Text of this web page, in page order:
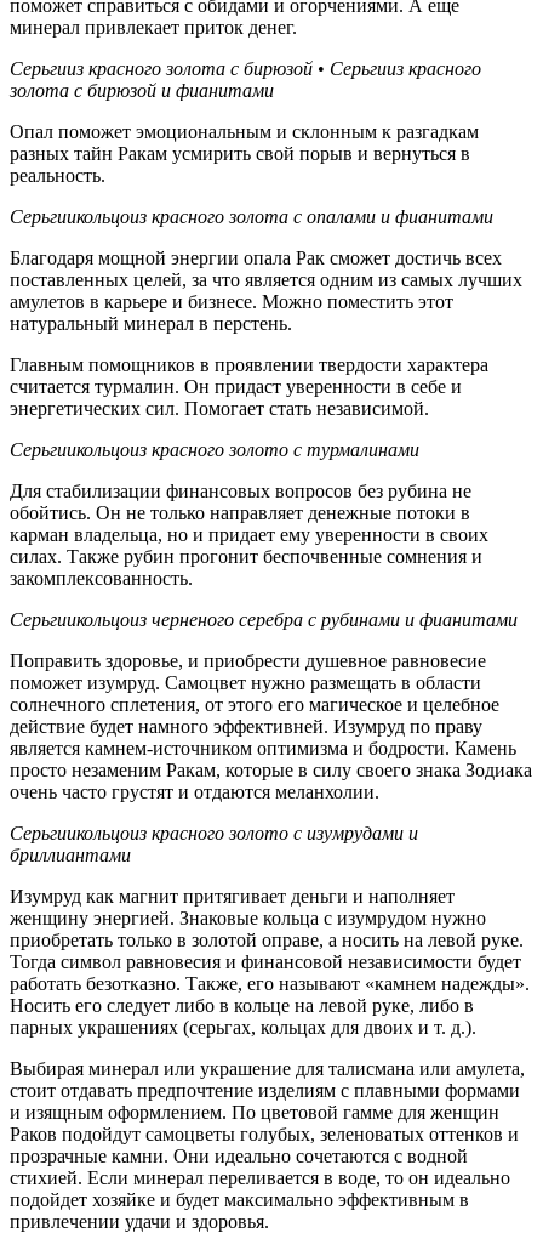
поможет справиться с обидами и огорчениями. А еще
минерал привлекает приток денег.
Серьгииз красного золота с бирюзой • Серьгииз красного
золота с бирюзой и фианитами
Опал поможет эмоциональным и склонным к разгадкам
разных тайн Ракам усмирить свой порыв и вернуться в
реальность.
Серьгиикольцоиз красного золота с опалами и фианитами
Благодаря мощной энергии опала Рак сможет достичь всех
поставленных целей, за что является одним из самых лучших
амулетов в карьере и бизнесе. Можно поместить этот
натуральный минерал в перстень.
Главным помощников в проявлении твердости характера
считается турмалин. Он придаст уверенности в себе и
энергетических сил. Помогает стать независимой.
Серьгиикольцоиз красного золото с турмалинами
Для стабилизации финансовых вопросов без рубина не
обойтись. Он не только направляет денежные потоки в
карман владельца, но и придает ему уверенности в своих
силах. Также рубин прогонит беспочвенные сомнения и
закомплексованность.
Серьгиикольцоиз черненого серебра с рубинами и фианитами
Поправить здоровье, и приобрести душевное равновесие
поможет изумруд. Самоцвет нужно размещать в области
солнечного сплетения, от этого его магическое и целебное
действие будет намного эффективней. Изумруд по праву
является камнем-источником оптимизма и бодрости. Камень
просто незаменим Ракам, которые в силу своего знака Зодиака
очень часто грустят и отдаются меланхолии.
Серьгиикольцоиз красного золото с изумрудами и
бриллиантами
Изумруд как магнит притягивает деньги и наполняет
женщину энергией. Знаковые кольца с изумрудом нужно
приобретать только в золотой оправе, а носить на левой руке.
Тогда символ равновесия и финансовой независимости будет
работать безотказно. Также, его называют «камнем надежды».
Носить его следует либо в кольце на левой руке, либо в
парных украшениях (серьгах, кольцах для двоих и т. д.).
Выбирая минерал или украшение для талисмана или амулета,
стоит отдавать предпочтение изделиям с плавными формами
и изящным оформлением. По цветовой гамме для женщин
Раков подойдут самоцветы голубых, зеленоватых оттенков и
прозрачные камни. Они идеально сочетаются с водной
стихией. Если минерал переливается в воде, то он идеально
подойдет хозяйке и будет максимально эффективным в
привлечении удачи и здоровья.